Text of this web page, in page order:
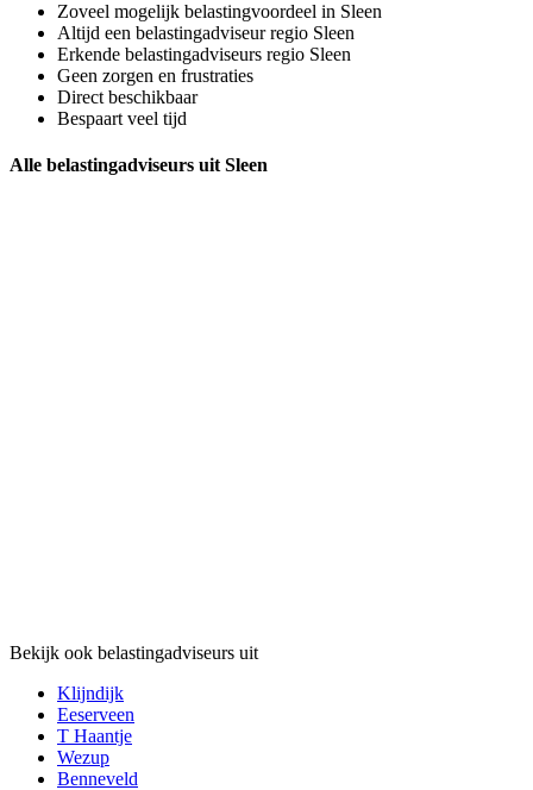
Zoveel mogelijk belastingvoordeel in Sleen
Altijd een belastingadviseur regio Sleen
Erkende belastingadviseurs regio Sleen
Geen zorgen en frustraties
Direct beschikbaar
Bespaart veel tijd
Alle belastingadviseurs uit Sleen
Bekijk ook belastingadviseurs uit
Klijndijk
Eeserveen
T Haantje
Wezup
Benneveld